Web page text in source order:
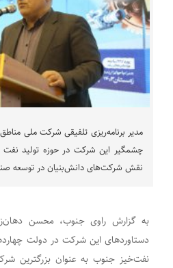
مدیر برنامه‌ریزی تلفیقی شرکت ملی
چشمگیر این شرکت در حوزه تولید نفت
نقش شرکت‌های دانش‌بنیان در توسعه
به گزارش راوی جنوب، محسن
دستاوردهای این شرکت در دولت
نفت‌خیز جنوب به عنوان بزرگترین